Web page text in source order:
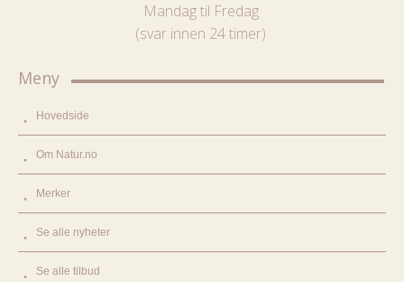
Mandag til Fredag
(svar innen 24 timer)
Meny
Hovedside
Om Natur.no
Merker
Se alle nyheter
Se alle tilbud